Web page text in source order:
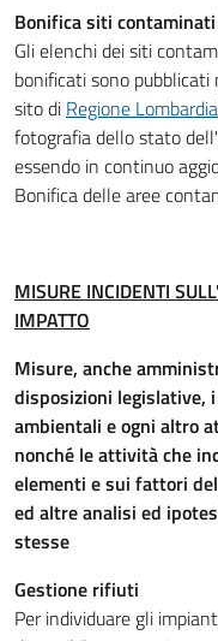
Bonifica siti contaminati
Gli elenchi dei siti
bonificati sono
sito di Regione Lombardia
fotografia dello stato
essendo in continuo
Bonifica delle aree
MISURE INCIDENTI
IMPATTO
Misure, anche
disposizioni legislative,
ambientali e ogni altro
nonché le attività che
elementi e sui fattori
ed altre analisi ed
stesse
Gestione rifiuti
Per individuare gli